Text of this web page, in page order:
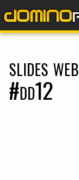
slides
#dd12